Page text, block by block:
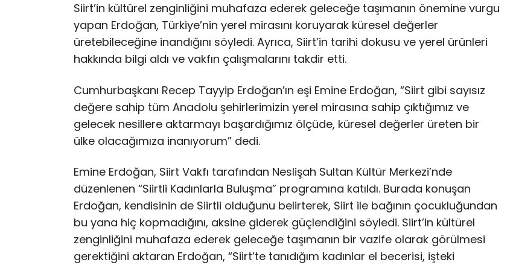
Siirt’in kültürel zenginliğini muhafaza ederek geleceğe taşımanın önemine vurgu
yapan Erdoğan, Türkiye’nin yerel mirasını koruyarak küresel değerler
üretebileceğine inandığını söyledi. Ayrıca, Siirt’in tarihi dokusu ve yerel ürünleri
hakkında bilgi aldı ve vakfın çalışmalarını takdir etti.
Cumhurbaşkanı Recep Tayyip Erdoğan’ın eşi Emine Erdoğan, “Siirt gibi sayısız
değere sahip tüm Anadolu şehirlerimizin yerel mirasına sahip çıktığımız ve
gelecek nesillere aktarmayı başardığımız ölçüde, küresel değerler üreten bir
ülke olacağımıza inanıyorum” dedi.
Emine Erdoğan, Siirt Vakfı tarafından Neslişah Sultan Kültür Merkezi’nde
düzenlenen “Siirtli Kadınlarla Buluşma” programına katıldı. Burada konuşan
Erdoğan, kendisinin de Siirtli olduğunu belirterek, Siirt ile bağının çocukluğundan
bu yana hiç kopmadığını, aksine giderek güçlendiğini söyledi. Siirt’in kültürel
zenginliğini muhafaza ederek geleceğe taşımanın bir vazife olarak görülmesi
gerektiğini aktaran Erdoğan, “Siirt’te tanıdığım kadınlar el becerisi, işteki